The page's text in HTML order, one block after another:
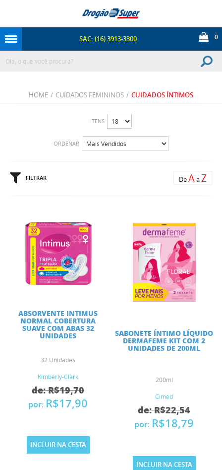
SAC: (16) 3913-3300 0
HOME / CUIDADOS FEMININOS / CUIDADOS ÍNTIMOS
ITENS
ORDENAR
FILTRAR DeAaZ
ABSORVENTE INTIMUS
NORMAL COBERTURA
SUAVE COM ABAS 32
UNIDADES
32 Unidades
Kimberly-Clark
de: R$19,70
por: R$17,90
INCLUIR NA CESTA
SABONETE ÍNTIMO LÍQUIDO
DERMAFEME KIT COM 2
UNIDADES DE 200ML
200ml
Cimed
de: R$22,54
por: R$18,79
INCLUIR NA CESTA